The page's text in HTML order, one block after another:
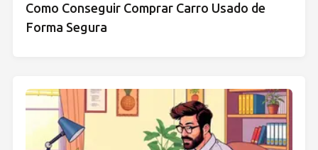
Como Conseguir Comprar Carro Usado de
Forma Segura